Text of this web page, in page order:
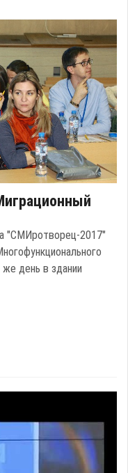
"СМИротворец-2017"
день в здании